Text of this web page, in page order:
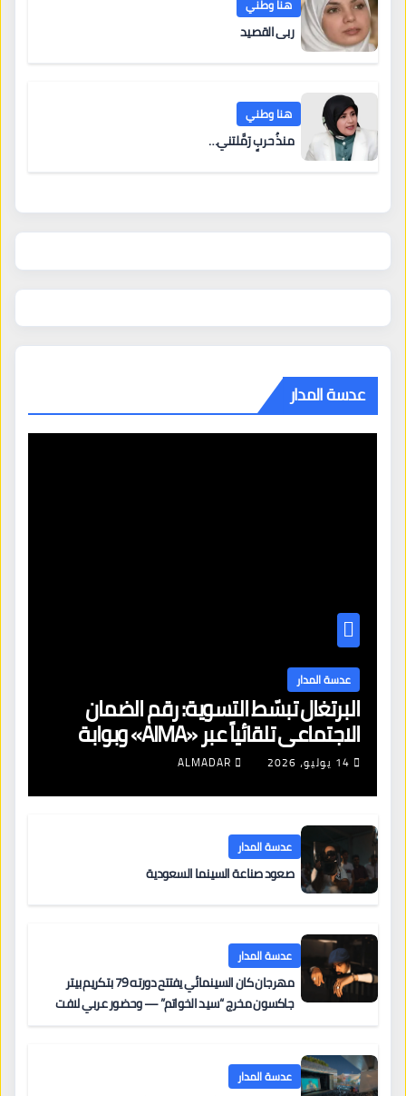
هنا وطني
ربى القصيد
هنا وطني
منذُ حربٍ رَمَّلتني…
عدسة المدار
عدسة المدار
البرتغال تبسّط التسوية: رقم الضمان
الاجتماعي تلقائياً عبر «AIMA» وبوابة
جديدة لتجديد الإقامات
14 يوليو، 2026 ALMADAR
عدسة المدار
صعود صناعة السينما السعودية
عدسة المدار
مهرجان كان السينمائي يفتتح دورته 79 بتكريم بيتر
جاكسون مخرج “سيد الخواتم” — وحضور عربي لافت
عدسة المدار